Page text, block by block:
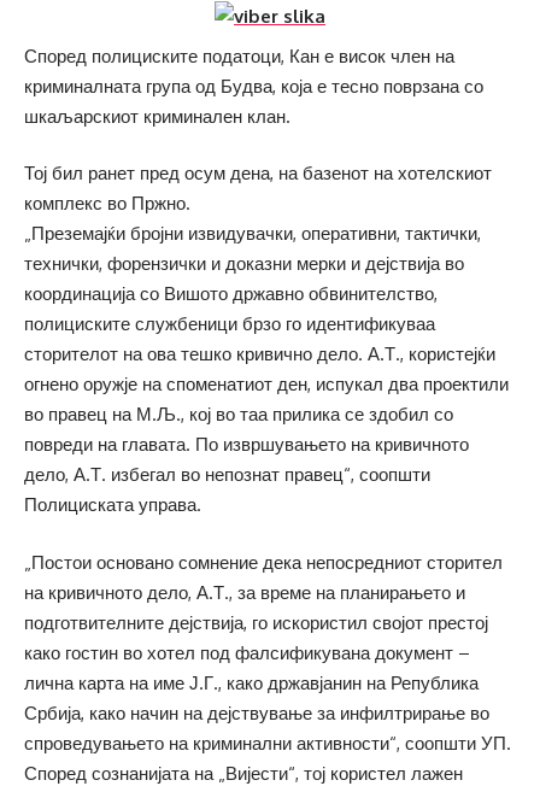
Според полициските податоци, Кан е висок член на
криминалната група од Будва, која е тесно поврзана со
шкаљарскиот криминален клан.
Тој бил ранет пред осум дена, на базенот на хотелскиот
комплекс во Пржно.
„Преземајќи бројни извидувачки, оперативни, тактички,
технички, форензички и доказни мерки и дејствија во
координација со Вишото државно обвинителство,
полициските службеници брзо го идентификуваа
сторителот на ова тешко кривично дело. А.Т., користејќи
огнено оружје на споменатиот ден, испукал два проектили
во правец на М.Љ., кој во таа прилика се здобил со
повреди на главата. По извршувањето на кривичното
дело, А.Т. избегал во непознат правец“, соопшти
Полициската управа.
„Постои основано сомнение дека непосредниот сторител
на кривичното дело, А.Т., за време на планирањето и
подготвителните дејствија, го искористил својот престој
како гостин во хотел под фалсификувана документ –
лична карта на име Ј.Г., како државјанин на Република
Србија, како начин на дејствување за инфилтрирање во
спроведувањето на криминални активности“, соопшти УП.
Според сознанијата на „Вијести“, тој користел лажен